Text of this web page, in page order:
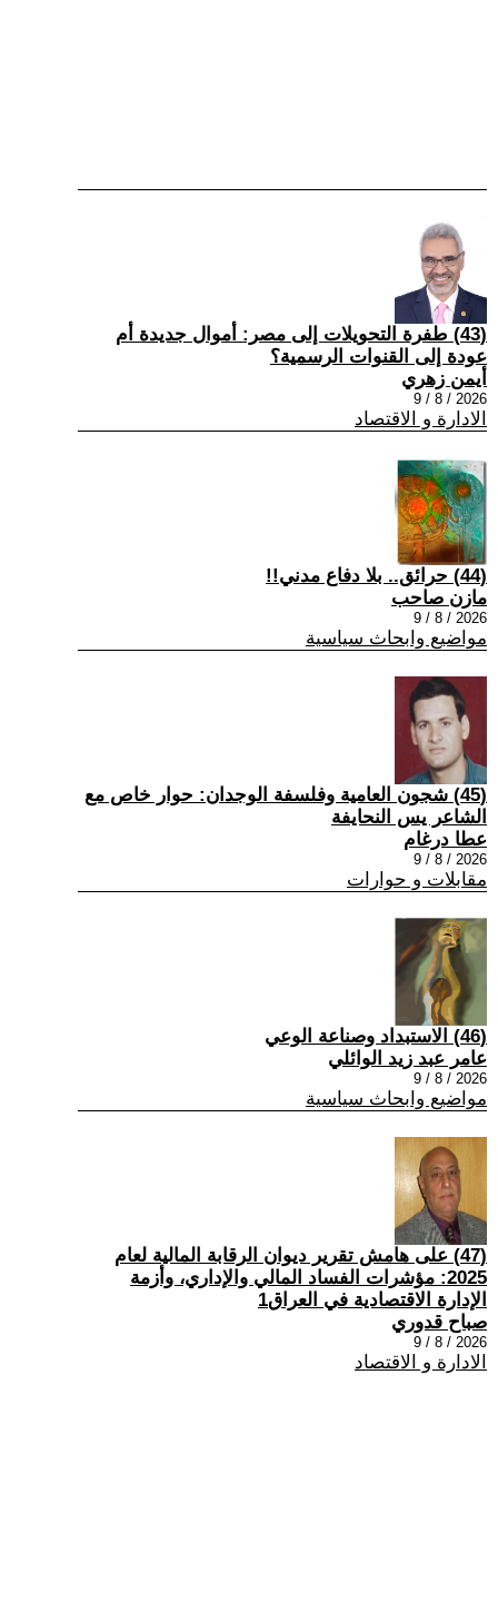
(43) طفرة التحويلات إلى مصر: أموال جديدة أم
عودة إلى القنوات الرسمية؟
أيمن زهري
2026 / 8 / 9
الادارة و الاقتصاد
(44) حرائق.. بلا دفاع مدني!!
مازن صاحب
2026 / 8 / 9
مواضيع وابحاث سياسية
(45) شجون العامية وفلسفة الوجدان: حوار خاص مع
الشاعر يس النحايفة
عطا درغام
2026 / 8 / 9
مقابلات و حوارات
(46) الاستبداد وصناعة الوعي
عامر عبد زيد الوائلي
2026 / 8 / 9
مواضيع وابحاث سياسية
(47) على هامش تقرير ديوان الرقابة المالية لعام
2025: مؤشرات الفساد المالي والإداري، وأزمة
الإدارة الاقتصادية في العراق1
صباح قدوري
2026 / 8 / 9
الادارة و الاقتصاد